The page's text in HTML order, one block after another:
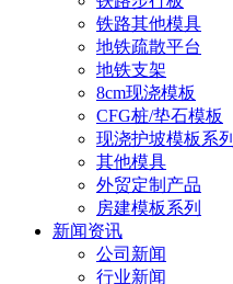
铁路其他模具
地铁疏散平台
地铁支架
8cm现浇模板
CFG桩/垫石模板
现浇护坡模板系列
其他模具
外贸定制产品
房建模板系列
新闻资讯
公司新闻
行业新闻